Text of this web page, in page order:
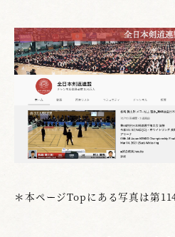
＊本ページTopにある写真は第